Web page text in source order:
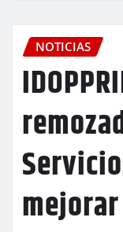
NOTICIAS